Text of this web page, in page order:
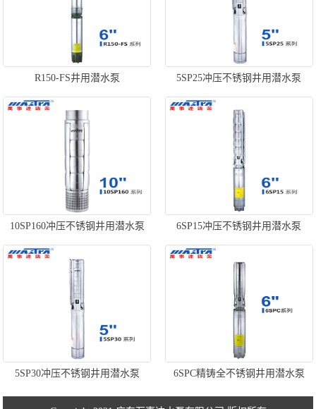
R150-FS井用潜水泵 5SP25冲压不锈钢井用潜水泵
10SP160冲压不锈钢井用潜水泵 6SP15冲压不锈钢井用潜水泵
5SP30冲压不锈钢井用潜水泵 6SPC精铸全不锈钢井用潜水泵